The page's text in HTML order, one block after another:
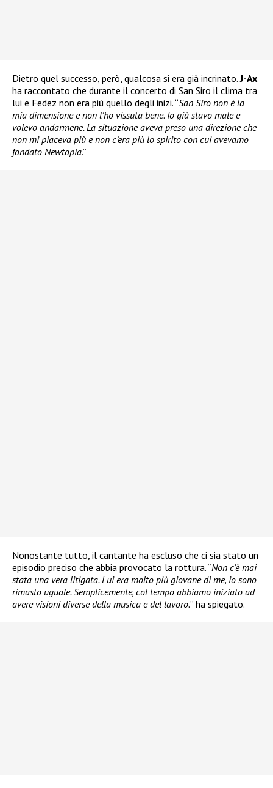
Dietro quel successo, però, qualcosa si era già incrinato.J-Ax
ha raccontato che durante il concerto di San Siro il clima tra
lui e Fedez non era più quello degli inizi. “San Siro non è la
mia dimensione e non l’ho vissuta bene. Io già stavo male e
volevo andarmene. La situazione aveva preso una direzione che
non mi piaceva più e non c’era più lo spirito con cui avevamo
fondato Newtopia.”
Nonostante tutto, il cantante ha escluso che ci sia stato un
episodio preciso che abbia provocato la rottura. “Non c’è mai
stata una vera litigata. Lui era molto più giovane di me, io sono
rimasto uguale. Semplicemente, col tempo abbiamo iniziato ad
avere visioni diverse della musica e del lavoro.” ha spiegato.